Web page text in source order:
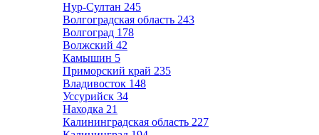
Нур-Султан 245
Волгоградская область 243
Волгоград 178
Волжский 42
Камышин 5
Приморский край 235
Владивосток 148
Уссурийск 34
Находка 21
Калининградская область 227